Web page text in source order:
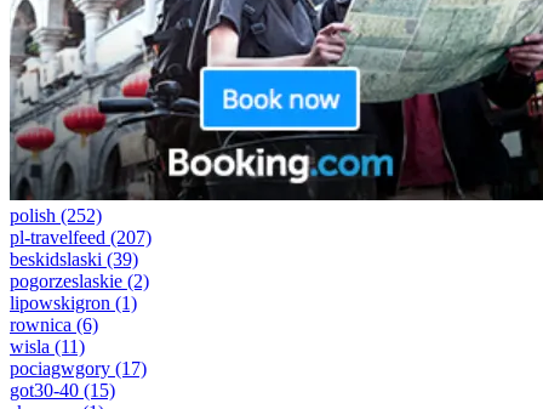
polish (252)
pl-travelfeed (207)
beskidslaski (39)
pogorzeslaskie (2)
lipowskigron (1)
rownica (6)
wisla (11)
pociagwgory (17)
got30-40 (15)